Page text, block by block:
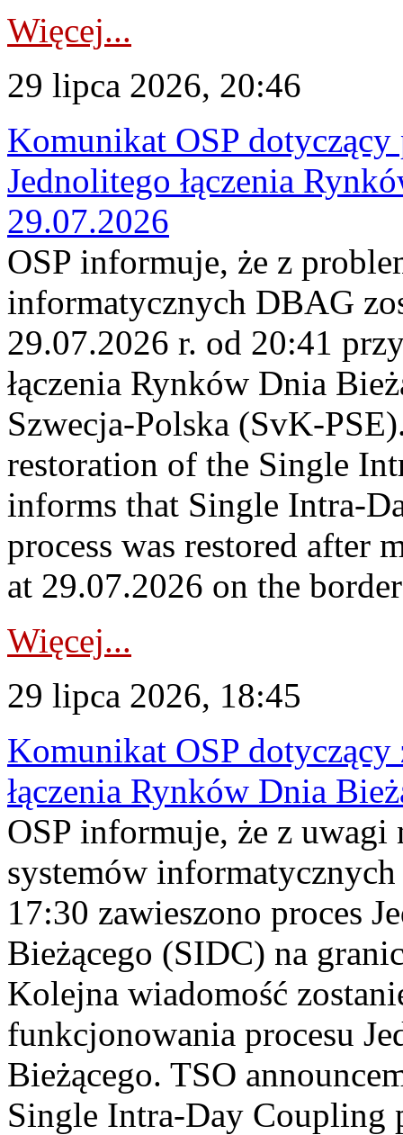
Więcej...
29 lipca 2026, 20:46
Komunikat OSP
Jednolitego łączenia
29.07.2026
OSP informuje, że z
informatycznych DBAG
29.07.2026 r. od 20:41
łączenia Rynków Dnia
Szwecja-Polska (SvK-
restoration of the Single
informs that Single Intra-
process was restored after
at 29.07.2026 on the
Więcej...
29 lipca 2026, 18:45
Komunikat OSP dotyczący
łączenia Rynków Dnia
OSP informuje, że z uwagi
systemów
17:30 zawieszono proces
Bieżącego (SIDC) na
Kolejna wiadomość
funkcjonowania procesu
Bieżącego. TSO
Single Intra-Day Coupling